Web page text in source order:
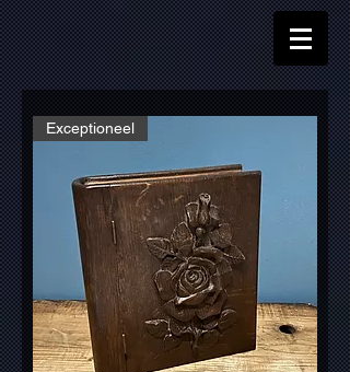
Exceptioneel